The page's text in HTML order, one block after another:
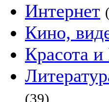
Интернет
Кино,
Красота
(39)